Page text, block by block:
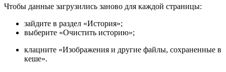
Чтобы данные загрузились заново для каждой страницы:
зайдите в раздел «История»;
выберите «Очистить историю»;
клацните «Изображения и другие файлы, сохраненные в
кеше».